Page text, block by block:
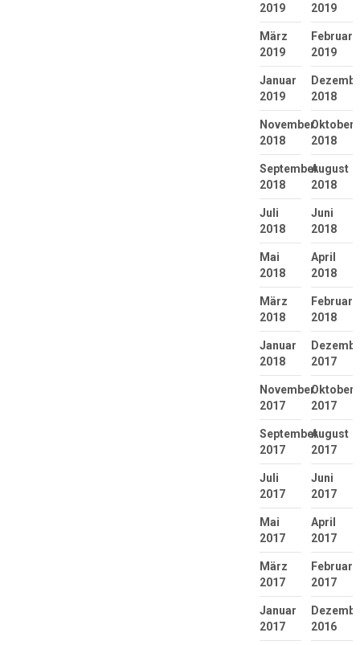
2019
2019
März
2019
Februar
2019
Januar
2019
2018
November
2018
Oktober
2018
September
2018
August
2018
Juli
2018
Juni
2018
Mai
2018
April
2018
März
2018
Februar
2018
Januar
2018
2017
November
2017
Oktober
2017
September
2017
August
2017
Juli
2017
Juni
2017
Mai
2017
April
2017
März
2017
Februar
2017
Januar
2017
2016